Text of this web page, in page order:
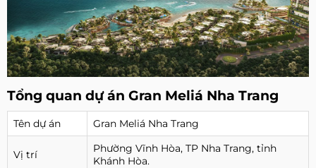
Tổng quan dự án Gran Meliá Nha Trang
Tên dự án Gran Meliá Nha Trang
Vị trí
Phường Vĩnh Hòa, TP Nha Trang, tỉnh
Khánh Hòa.